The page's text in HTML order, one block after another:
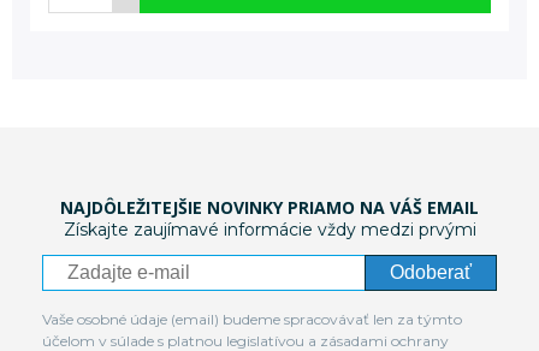
NAJDÔLEŽITEJŠIE NOVINKY PRIAMO NA VÁŠ EMAIL
Získajte zaujímavé informácie vždy medzi prvými
Odoberať
Vaše osobné údaje (email) budeme spracovávať len za týmto
účelom v súlade s platnou legislatívou a zásadami ochrany